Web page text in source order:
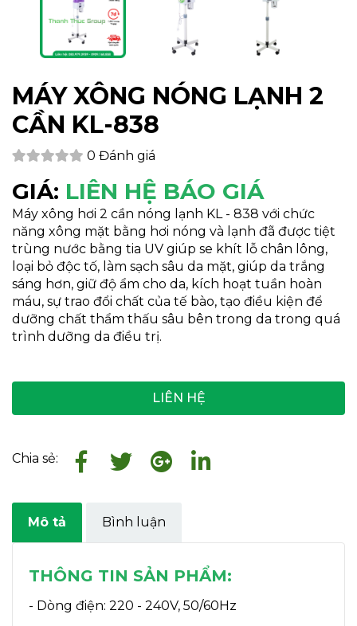
MÁY XÔNG NÓNG LẠNH 2
CẦN KL-838
0 Đánh giá
GIÁ: LIÊN HỆ BÁO GIÁ
Máy xông hơi 2 cần nóng lạnh KL - 838 với chức
năng xông mặt bằng hơi nóng và lạnh đã được tiệt
trùng nước bằng tia UV giúp se khít lỗ chân lông,
loại bỏ độc tố, làm sạch sâu da mặt, giúp da trắng
sáng hơn, giữ độ ẩm cho da, kích hoạt tuần hoàn
máu, sự trao đổi chất của tế bào, tạo điều kiện để
dưỡng chất thẩm thấu sâu bên trong da trong quá
trình dưỡng da điều trị.
LIÊN HỆ
Chia sẻ:
Mô tả Bình luận
THÔNG TIN SẢN PHẨM:
- Dòng điện: 220 - 240V, 50/60Hz